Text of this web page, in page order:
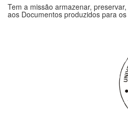
Tem a missão armazenar,
aos Documentos produzidos para